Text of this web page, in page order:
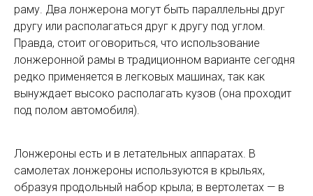
раму. Два лонжерона могут быть параллельны друг
другу или располагаться друг к другу под углом.
Правда, стоит оговориться, что использование
лонжеронной рамы в традиционном варианте сегодня
редко применяется в легковых машинах, так как
вынуждает высоко располагать кузов (она проходит
под полом автомобиля).
Лонжероны есть и в летательных аппаратах. В
самолетах лонжероны используются в крыльях,
образуя продольный набор крыла; в вертолетах — в